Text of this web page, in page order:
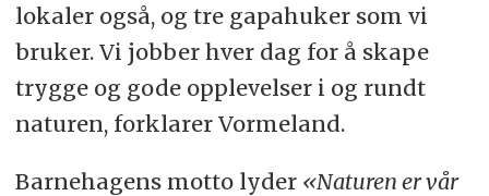
lokaler også, og tre gapahuker som vi
bruker. Vi jobber hver dag for å skape
trygge og gode opplevelser i og rundt
naturen, forklarer Vormeland.
Barnehagens motto lyder «Naturen er vår